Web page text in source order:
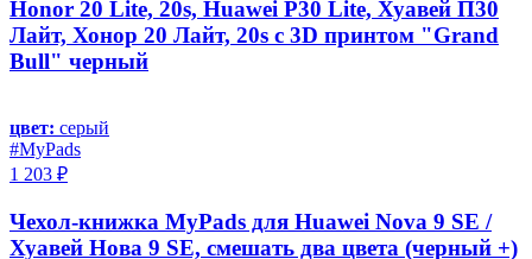
Honor 20 Lite, 20s, Huawei P30 Lite, Хуавей П30
Лайт, Хонор 20 Лайт, 20s с 3D принтом "Grand
Bull" черный
цвет: серый
#MyPads
1 203 ₽
Чехол-книжка MyPads для Huawei Nova 9 SE /
Хуавей Нова 9 SE, смешать два цвета (черный +)